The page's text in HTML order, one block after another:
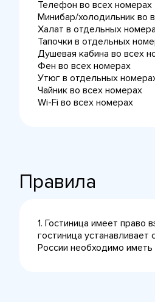
Телефон во всех номерах
Минибар/холодильник во
Халат в отдельных
Тапочки в отдельных
Душевая кабина во всех
Фен во всех номерах
Утюг в отдельных
Чайник во всех номерах
Wi-Fi во всех номерах
Правила
1. Гостиница имеет право
гостиница
России необходимо